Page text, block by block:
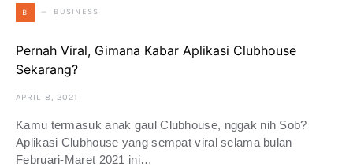
B BUSINESS
Pernah Viral, Gimana Kabar Aplikasi Clubhouse
Sekarang?
APRIL 8, 2021
Kamu termasuk anak gaul Clubhouse, nggak nih Sob?
Aplikasi Clubhouse yang sempat viral selama bulan
Februari-Maret 2021 ini…